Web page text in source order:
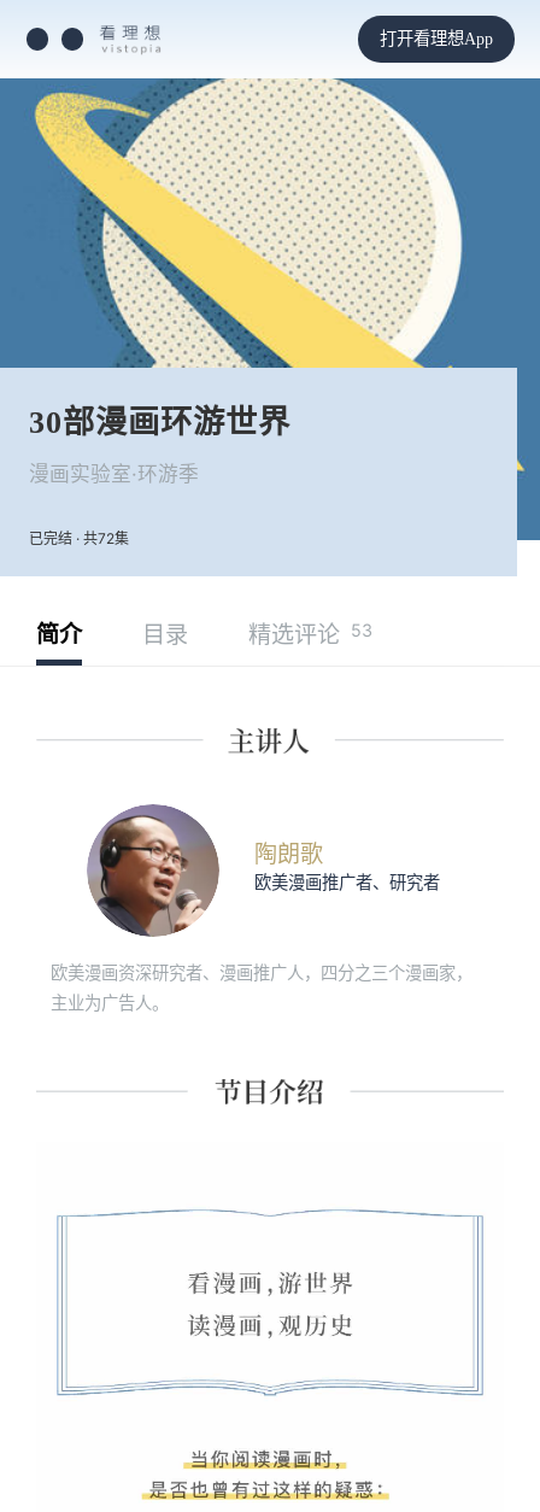
打开看理想App
30部漫画环游世界
漫画实验室·环游季
已完结 · 共72集
简介 目录 精选评论 53
陶朗歌
欧美漫画推广者、研究者
欧美漫画资深研究者、漫画推广人，四分之三个漫画家，
主业为广告人。